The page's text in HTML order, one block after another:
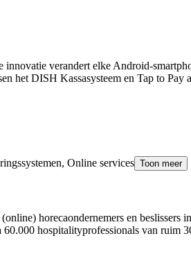
verandert elke Android-
het DISH Kassasysteem en Tap to
Online services Toon meer
horecaondernemers en beslissers
hospitalityprofessionals van ruim